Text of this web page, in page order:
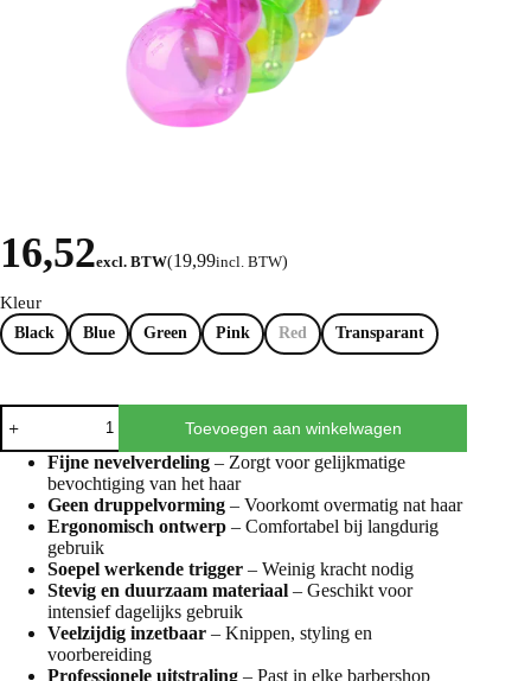
16,52excl. BTW(19,99incl. BTW)
Kleur
Black Blue Green Pink Red Transparant
Toevoegen aan winkelwagen
Fijne nevelverdeling – Zorgt voor gelijkmatige
bevochtiging van het haar
Geen druppelvorming – Voorkomt overmatig nat haar
Ergonomisch ontwerp – Comfortabel bij langdurig
gebruik
Soepel werkende trigger – Weinig kracht nodig
Stevig en duurzaam materiaal – Geschikt voor
intensief dagelijks gebruik
Veelzijdig inzetbaar – Knippen, styling en
voorbereiding
Professionele uitstraling – Past in elke barbershop